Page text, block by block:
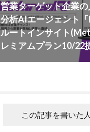
営業ターゲット企業
分析AIエージェント
ルートインサイト
レミアムプラン10/22
この記事を書いた人